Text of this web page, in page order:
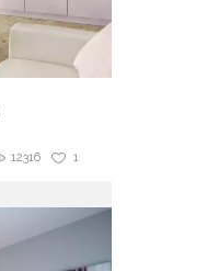
1
12316